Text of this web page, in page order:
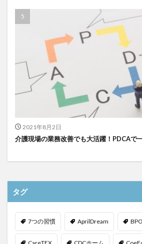
2021年8月2日
介護現場の業務改善でも大活躍！PDCAで
タグ
7つの習慣 AprilDream
検索